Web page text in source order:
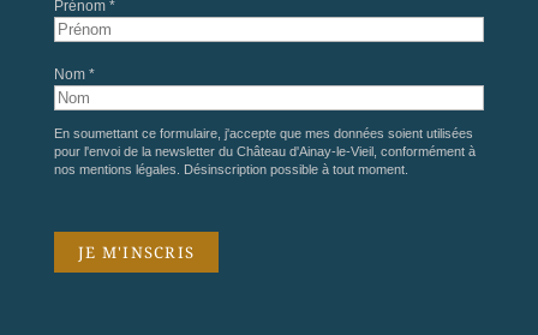
Prénom *
Nom *
En soumettant ce formulaire, j'accepte que mes données soient utilisées
pour l'envoi de la newsletter du Château d'Ainay-le-Vieil, conformément à
nos mentions légales . Désinscription possible à tout moment.